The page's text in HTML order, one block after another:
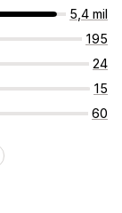
5,4 mil
195
24
15
60